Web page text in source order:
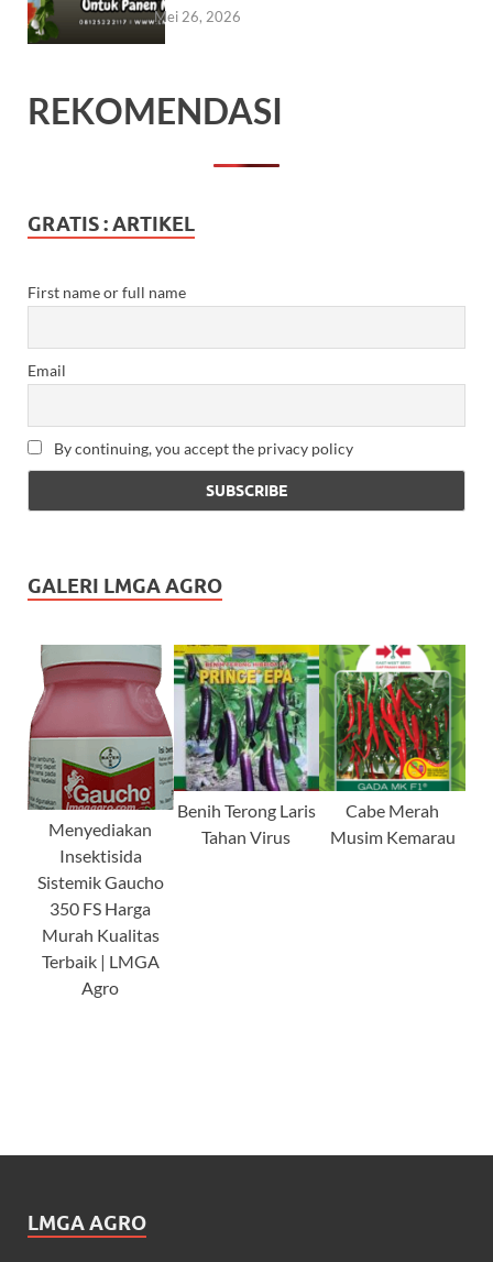
Mei 26, 2026
REKOMENDASI
GRATIS : ARTIKEL
First name or full name
Email
By continuing, you accept the privacy policy
GALERI LMGA AGRO
Menyediakan
Insektisida
Sistemik Gaucho
350 FS Harga
Murah Kualitas
Terbaik | LMGA
Agro
Benih Terong Laris
Tahan Virus
Cabe Merah
Musim Kemarau
LMGA AGRO